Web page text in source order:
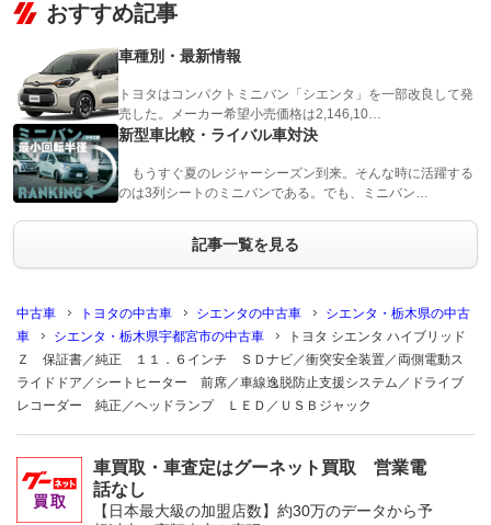
おすすめ記事
車種別・最新情報
トヨタはコンパクトミニバン「シエンタ」を一部改良して発
売した。メーカー希望小売価格は2,146,10…
新型車比較・ライバル車対決
もうすぐ夏のレジャーシーズン到来。そんな時に活躍する
のは3列シートのミニバンである。でも、ミニバン…
記事一覧を見る
中古車 トヨタの中古車 シエンタの中古車
シエンタ・栃木県の中古
車
シエンタ・栃木県宇都宮市の中古車
トヨタ シエンタ ハイブリッド
Ｚ 保証書／純正 １１．６インチ ＳＤナビ／衝突安全装置／両側電動ス
ライドドア／シートヒーター 前席／車線逸脱防止支援システム／ドライブ
レコーダー 純正／ヘッドランプ ＬＥＤ／ＵＳＢジャック
車買取・車査定はグーネット買取 営業電
話なし
【日本最大級の加盟店数】約30万のデータから予